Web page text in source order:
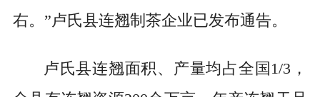
右。”卢氏县连翘制茶企业已发布通告。
卢氏县连翘面积、产量均占全国1/3，